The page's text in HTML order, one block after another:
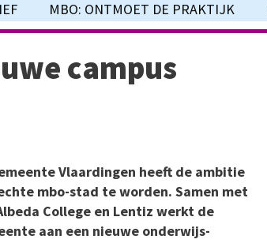
MBO: ONTMOET DE PRAKTIJK
campus
Vlaardingen heeft de ambitie
mbo-stad te worden. Samen met
College en Lentiz werkt de
aan een nieuwe onderwijs-